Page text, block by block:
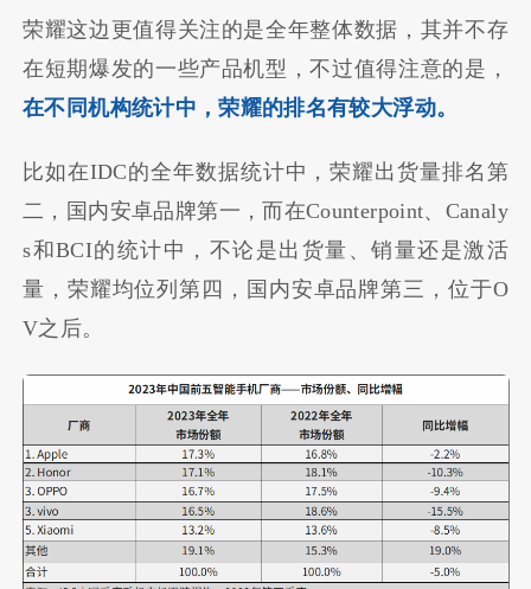
荣耀这边更值得关注的是全年整体数据，其并不存
在短期爆发的一些产品机型，不过值得注意的是，
在不同机构统计中，荣耀的排名有较大浮动。
比如在IDC的全年数据统计中，荣耀出货量排名第
二，国内安卓品牌第一，而在Counterpoint、Canaly
s和BCI的统计中，不论是出货量、销量还是激活
量，荣耀均位列第四，国内安卓品牌第三，位于O
V之后。